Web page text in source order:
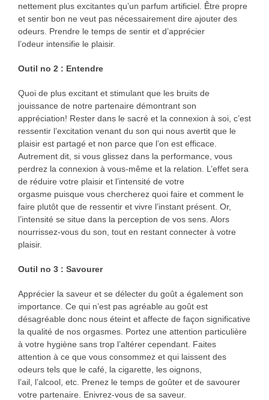
nettement plus excitantes qu’un parfum artificiel. Être propre
et sentir bon ne veut pas nécessairement dire ajouter des
odeurs. Prendre le temps de sentir et d’apprécier
l’odeur intensifie le plaisir.
Outil no 2 : Entendre
Quoi de plus excitant et stimulant que les bruits de
jouissance de notre partenaire démontrant son
appréciation! Rester dans le sacré et la connexion à soi, c’est
ressentir l’excitation venant du son qui nous avertit que le
plaisir est partagé et non parce que l’on est efficace.
Autrement dit, si vous glissez dans la performance, vous
perdrez la connexion à vous-même et la relation. L’effet sera
de réduire votre plaisir et l’intensité de votre
orgasme puisque vous chercherez quoi faire et comment le
faire plutôt que de ressentir et vivre l’instant présent. Or,
l’intensité se situe dans la perception de vos sens. Alors
nourrissez-vous du son, tout en restant connecter à votre
plaisir.
Outil no 3 : Savourer
Apprécier la saveur et se délecter du goût a également son
importance. Ce qui n’est pas agréable au goût est
désagréable donc nous éteint et affecte de façon significative
la qualité de nos orgasmes. Portez une attention particulière
à votre hygiène sans trop l’altérer cependant. Faites
attention à ce que vous consommez et qui laissent des
odeurs tels que le café, la cigarette, les oignons,
l’ail, l’alcool, etc. Prenez le temps de goûter et de savourer
votre partenaire. Enivrez-vous de sa saveur.